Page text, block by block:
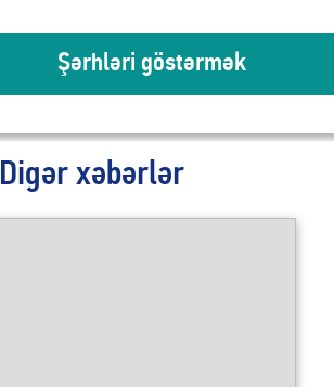
Şərhləri göstərmək
Digər xəbərlər